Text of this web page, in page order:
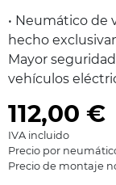
• Neumático de
hecho
Mayor
vehículos
112,00 €
IVA incluido
Precio por
Precio de montaje